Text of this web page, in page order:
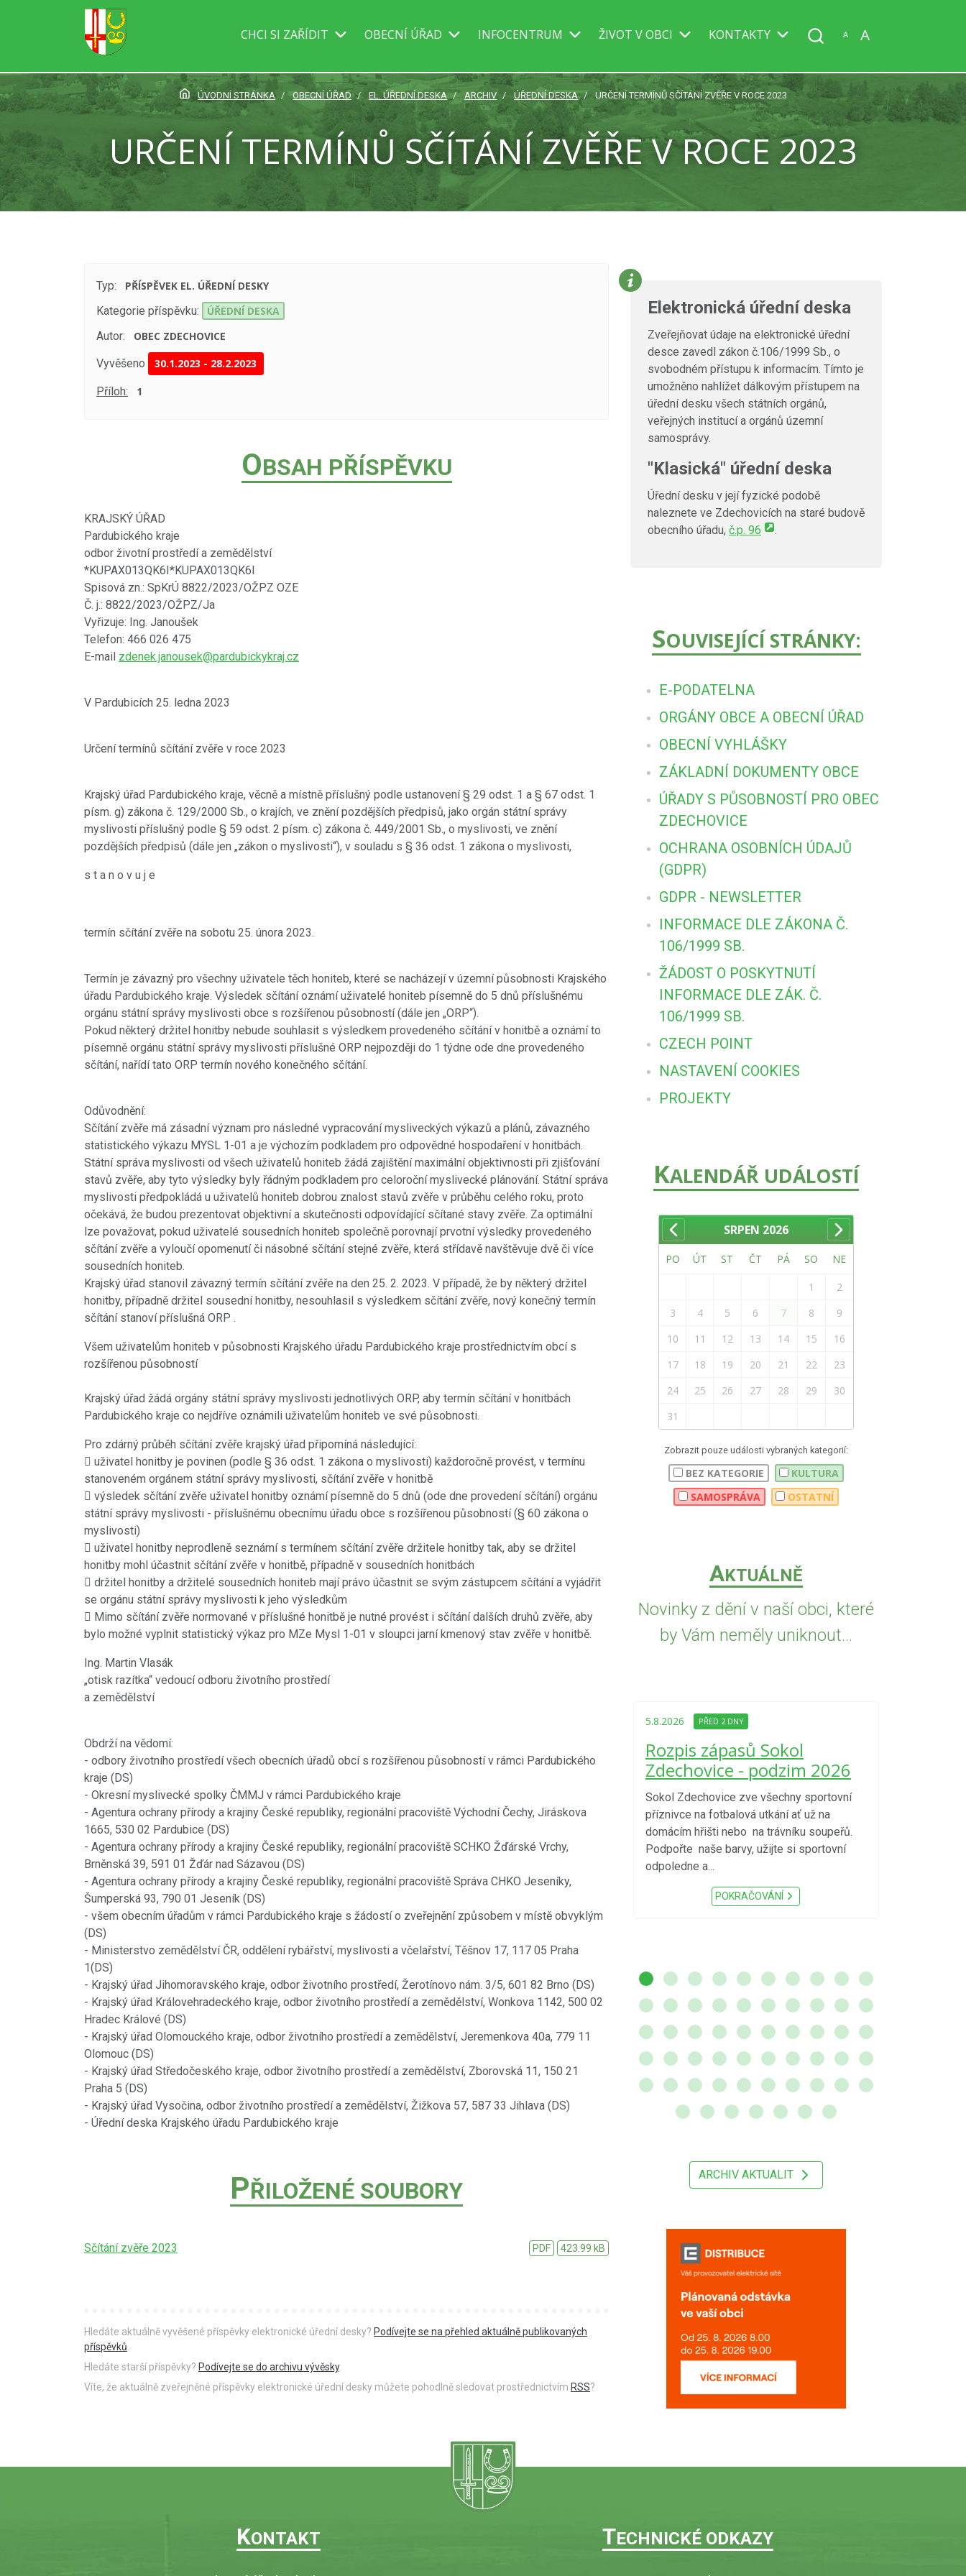
CHCI SI ZAŘÍDIT OBECNÍ ÚŘAD INFOCENTRUM ŽIVOT V OBCI KONTAKTY A A
ÚVODNÍ STRÁNKA OBECNÍ ÚŘAD EL. ÚŘEDNÍ DESKA ARCHIV ÚŘEDNÍ DESKA URČENÍ TERMÍNŮ SČÍTÁNÍ ZVĚŘE V ROCE 2023
URČENÍ TERMÍNŮ SČÍTÁNÍ ZVĚŘE V ROCE 2023
Typ:
PŘÍSPĚVEK EL. ÚŘEDNÍ DESKY
Kategorie příspěvku:
ÚŘEDNÍ DESKA
Autor:
OBEC ZDECHOVICE
Vyvěšeno 30.1.2023 - 28.2.2023
Příloh: 1
OBSAH PŘÍSPĚVKU
KRAJSKÝ ÚŘAD
Pardubického kraje
odbor životní prostředí a zemědělství
*KUPAX013QK6I*KUPAX013QK6I
Spisová zn.: SpKrÚ 8822/2023/OŽPZ OZE
Č. j.: 8822/2023/OŽPZ/Ja
Vyřizuje: Ing. Janoušek
Telefon: 466 026 475
E-mail zdenek.janousek@pardubickykraj.cz
V Pardubicích 25. ledna 2023
Určení termínů sčítání zvěře v roce 2023
Krajský úřad Pardubického kraje, věcně a místně příslušný podle ustanovení § 29 odst. 1 a § 67 odst. 1
písm. g) zákona č. 129/2000 Sb., o krajích, ve znění pozdějších předpisů, jako orgán státní správy
myslivosti příslušný podle § 59 odst. 2 písm. c) zákona č. 449/2001 Sb., o myslivosti, ve znění
pozdějších předpisů (dále jen „zákon o myslivosti“), v souladu s § 36 odst. 1 zákona o myslivosti,
s t a n o v u j e
termín sčítání zvěře na sobotu 25. února 2023.
Termín je závazný pro všechny uživatele těch honiteb, které se nacházejí v územní působnosti Krajského
úřadu Pardubického kraje. Výsledek sčítání oznámí uživatelé honiteb písemně do 5 dnů příslušnému
orgánu státní správy myslivosti obce s rozšířenou působností (dále jen „ORP“).
Pokud některý držitel honitby nebude souhlasit s výsledkem provedeného sčítání v honitbě a oznámí to
písemně orgánu státní správy myslivosti příslušné ORP nejpozději do 1 týdne ode dne provedeného
sčítání, nařídí tato ORP termín nového konečného sčítání.
Odůvodnění:
Sčítání zvěře má zásadní význam pro následné vypracování mysliveckých výkazů a plánů, závazného
statistického výkazu MYSL 1-01 a je výchozím podkladem pro odpovědné hospodaření v honitbách.
Státní správa myslivosti od všech uživatelů honiteb žádá zajištění maximální objektivnosti při zjišťování
stavů zvěře, aby tyto výsledky byly řádným podkladem pro celoroční myslivecké plánování. Státní správa
myslivosti předpokládá u uživatelů honiteb dobrou znalost stavů zvěře v průběhu celého roku, proto
očekává, že budou prezentovat objektivní a skutečnosti odpovídající sčítané stavy zvěře. Za optimální
lze považovat, pokud uživatelé sousedních honiteb společně porovnají prvotní výsledky provedeného
sčítání zvěře a vyloučí opomenutí či násobné sčítání stejné zvěře, která střídavě navštěvuje dvě či více
sousedních honiteb.
Krajský úřad stanovil závazný termín sčítání zvěře na den 25. 2. 2023. V případě, že by některý držitel
honitby, případně držitel sousední honitby, nesouhlasil s výsledkem sčítání zvěře, nový konečný termín
sčítání stanoví příslušná ORP .
Všem uživatelům honiteb v působnosti Krajského úřadu Pardubického kraje prostřednictvím obcí s
rozšířenou působností
Krajský úřad žádá orgány státní správy myslivosti jednotlivých ORP, aby termín sčítání v honitbách
Pardubického kraje co nejdříve oznámili uživatelům honiteb ve své působnosti.
Pro zdárný průběh sčítání zvěře krajský úřad připomíná následující:
 uživatel honitby je povinen (podle § 36 odst. 1 zákona o myslivosti) každoročně provést, v termínu
stanoveném orgánem státní správy myslivosti, sčítání zvěře v honitbě
 výsledek sčítání zvěře uživatel honitby oznámí písemně do 5 dnů (ode dne provedení sčítání) orgánu
státní správy myslivosti - příslušnému obecnímu úřadu obce s rozšířenou působností (§ 60 zákona o
myslivosti)
 uživatel honitby neprodleně seznámí s termínem sčítání zvěře držitele honitby tak, aby se držitel
honitby mohl účastnit sčítání zvěře v honitbě, případně v sousedních honitbách
 držitel honitby a držitelé sousedních honiteb mají právo účastnit se svým zástupcem sčítání a vyjádřit
se orgánu státní správy myslivosti k jeho výsledkům
 Mimo sčítání zvěře normované v příslušné honitbě je nutné provést i sčítání dalších druhů zvěře, aby
bylo možné vyplnit statistický výkaz pro MZe Mysl 1-01 v sloupci jarní kmenový stav zvěře v honitbě.
Ing. Martin Vlasák
„otisk razítka“ vedoucí odboru životního prostředí
a zemědělství
Obdrží na vědomí:
- odbory životního prostředí všech obecních úřadů obcí s rozšířenou působností v rámci Pardubického
kraje (DS)
- Okresní myslivecké spolky ČMMJ v rámci Pardubického kraje
- Agentura ochrany přírody a krajiny České republiky, regionální pracoviště Východní Čechy, Jiráskova
1665, 530 02 Pardubice (DS)
- Agentura ochrany přírody a krajiny České republiky, regionální pracoviště SCHKO Žďárské Vrchy,
Brněnská 39, 591 01 Žďár nad Sázavou (DS)
- Agentura ochrany přírody a krajiny České republiky, regionální pracoviště Správa CHKO Jeseníky,
Šumperská 93, 790 01 Jeseník (DS)
- všem obecním úřadům v rámci Pardubického kraje s žádostí o zveřejnění způsobem v místě obvyklým
(DS)
- Ministerstvo zemědělství ČR, oddělení rybářství, myslivosti a včelařství, Těšnov 17, 117 05 Praha
1(DS)
- Krajský úřad Jihomoravského kraje, odbor životního prostředí, Žerotínovo nám. 3/5, 601 82 Brno (DS)
- Krajský úřad Královehradeckého kraje, odbor životního prostředí a zemědělství, Wonkova 1142, 500 02
Hradec Králové (DS)
- Krajský úřad Olomouckého kraje, odbor životního prostředí a zemědělství, Jeremenkova 40a, 779 11
Olomouc (DS)
- Krajský úřad Středočeského kraje, odbor životního prostředí a zemědělství, Zborovská 11, 150 21
Praha 5 (DS)
- Krajský úřad Vysočina, odbor životního prostředí a zemědělství, Žižkova 57, 587 33 Jihlava (DS)
- Úřední deska Krajského úřadu Pardubického kraje
PŘILOŽENÉ SOUBORY
Sčítání zvěře 2023 PDF 423.99 kB
Hledáte aktuálně vyvěšené příspěvky elektronické úřední desky? Podívejte se na přehled aktuálně publikovaných
příspěvků
Hledáte starší příspěvky? Podívejte se do archivu vývěsky.
Víte, že aktuálně zveřejněné příspěvky elektronické úřední desky můžete pohodlně sledovat prostřednictvím RSS?
Elektronická úřední deska
Zveřejňovat údaje na elektronické úřední
desce zavedl zákon č.106/1999 Sb., o
svobodném přístupu k informacím. Tímto je
umožněno nahlížet dálkovým přístupem na
úřední desku všech státních orgánů,
veřejných institucí a orgánů územní
samosprávy.
"Klasická" úřední deska
Úřední desku v její fyzické podobě
naleznete ve Zdechovicích na staré budově
obecního úřadu, č.p. 96 .
SOUVISEJÍCÍ STRÁNKY:
E-PODATELNA
ORGÁNY OBCE A OBECNÍ ÚŘAD
OBECNÍ VYHLÁŠKY
ZÁKLADNÍ DOKUMENTY OBCE
ÚŘADY S PŮSOBNOSTÍ PRO OBEC
ZDECHOVICE
OCHRANA OSOBNÍCH ÚDAJŮ
(GDPR)
GDPR - NEWSLETTER
INFORMACE DLE ZÁKONA Č.
106/1999 SB.
ŽÁDOST O POSKYTNUTÍ
INFORMACE DLE ZÁK. Č.
106/1999 SB.
CZECH POINT
NASTAVENÍ COOKIES
PROJEKTY
KALENDÁŘ UDÁLOSTÍ
SRPEN 2026
PO ÚT ST ČT PÁ SO NE
1
2
3
4 5 6 7 8
9
10
11 12 13 14 15
16
17
18 19 20 21 22
23
24
25 26 27 28 29
30
31
Zobrazit pouze události vybraných kategorií:
BEZ KATEGORIE
KULTURA
SAMOSPRÁVA
OSTATNÍ
AKTUÁLNĚ
Novinky z dění v naší obci, které
by Vám neměly uniknout...
18.8.2021
minifestival 7.8.2021
https://www.youtube.com/watch?
v=rPoqutfOmZo
POKRAČOVÁNÍ
Nová videa ve videokronice
Do videokroniky jsme přidali nová videa z
událostí konaných v posledních dnech -
stáří.
POKRAČOVÁNÍ
5.8.2026 PŘED 2 DNY
Rozpis zápasů Sokol
Zdechovice - podzim 2026
Sokol Zdechovice zve všechny sportovní
příznivce na fotbalová utkání ať už na
domácím hřišti nebo na trávníku soupeřů.
Podpořte naše barvy, užijte si sportovní
odpoledne a...
POKRAČOVÁNÍ
ARCHIV AKTUALIT
KONTAKT TECHNICKÉ ODKAZY